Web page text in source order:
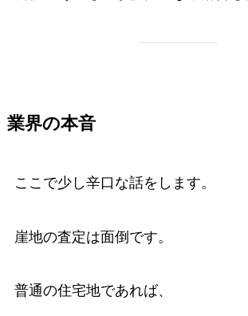
業界の本音
ここで少し辛口な話をします。
崖地の査定は面倒です。
普通の住宅地であれば、